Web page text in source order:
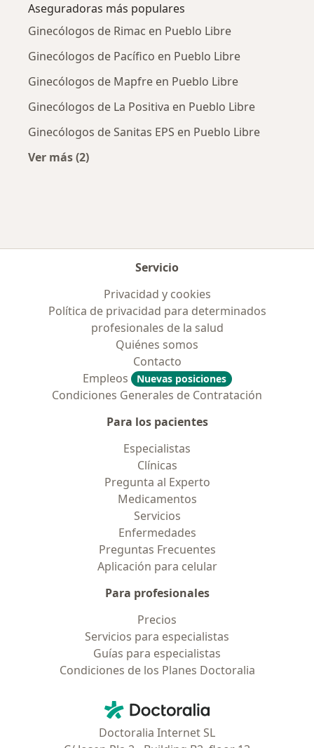
Aseguradoras más populares
Ginecólogos de Rimac en Pueblo Libre
Ginecólogos de Pacífico en Pueblo Libre
Ginecólogos de Mapfre en Pueblo Libre
Ginecólogos de La Positiva en Pueblo Libre
Ginecólogos de Sanitas EPS en Pueblo Libre
Ver más (2)
Servicio
Privacidad y cookies
Política de privacidad para determinados
profesionales de la salud
Quiénes somos
Contacto
Empleos
Nuevas posiciones
Condiciones Generales de Contratación
Para los pacientes
Especialistas
Clínicas
Pregunta al Experto
Medicamentos
Servicios
Enfermedades
Preguntas Frecuentes
Aplicación para celular
Para profesionales
Precios
Servicios para especialistas
Guías para especialistas
Condiciones de los Planes Doctoralia
Doctoralia - Página de inicio
Doctoralia Internet SL